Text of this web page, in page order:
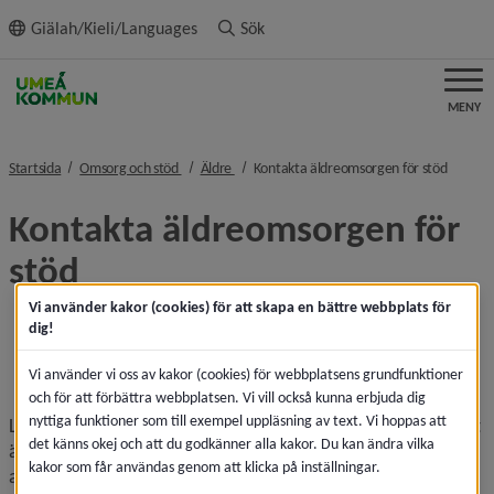
innehållet
Giälah/Kieli/Languages Sök
MENY
Startsida Omsorg och stöd nivå i brödsmulenavigeringen
Äldre nivå i brödsmulenavigeringen
Kontakta äldreomsorgen för stödnivå i
Kontakta äldreomsorgen för
stöd
Det går inte att undvika det naturliga åldrandet, men
det går att stärka det friska.
Livsvillkoren och våra levnadsvanor påverkar vår hälsa. Det
är den grundläggande utgångspunkten för allt folkhälso­
arbete. Det finns många vetenskapliga belägg för att
Vi använder kakor (cookies) för att skapa en bättre webbplats för
dig!
Vi använder vi oss av kakor (cookies) för webbplatsens grundfunktioner
och för att förbättra webbplatsen. Vi vill också kunna erbjuda dig
nyttiga funktioner som till exempel uppläsning av text. Vi hoppas att
det känns okej och att du godkänner alla kakor. Du kan ändra vilka
kakor som får användas genom att klicka på inställningar.